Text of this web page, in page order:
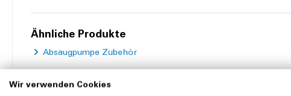
Ähnliche Produkte
Absaugpumpe Zubehör
Wir verwenden Cookies